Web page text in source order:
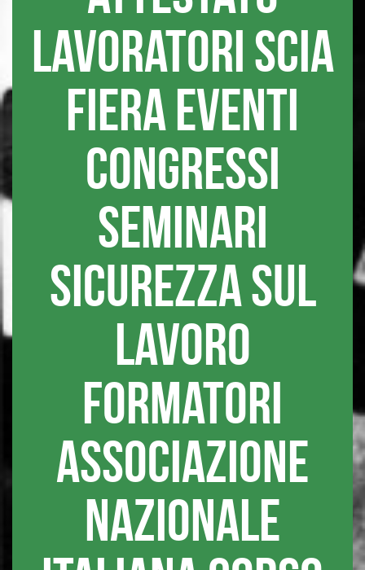
lavoratori scia
fiera eventi
congressi
seminari
sicurezza sul
lavoro
formatori
associazione
nazionale